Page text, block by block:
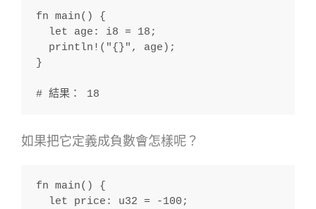
fn main() {
  let age: i8 = 18;
  println!("{}", age);
}
# 結果： 18
如果把它定義成負數會怎樣呢？
fn main() {
  let price: u32 = -100;